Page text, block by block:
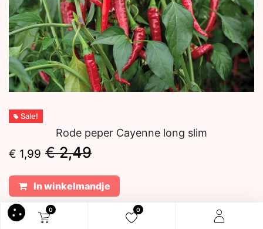
0 0
Sale!
Rode peper Cayenne long slim
€ 1,99 €2,49
In winkelmandje